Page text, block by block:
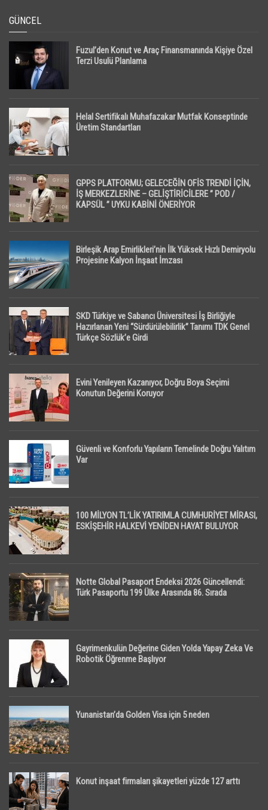
GÜNCEL
Fuzul’den Konut ve Araç Finansmanında Kişiye Özel
Terzi Usulü Planlama
Helal Sertifikalı Muhafazakar Mutfak Konseptinde
Üretim Standartları
GPPS PLATFORMU; GELECEĞİN OFİS TRENDİ İÇİN,
İŞ MERKEZLERİNE – GELİŞTİRİCİLERE ” POD /
KAPSÜL ” UYKU KABİNİ ÖNERİYOR
Birleşik Arap Emirlikleri’nin İlk Yüksek Hızlı Demiryolu
Projesine Kalyon İnşaat İmzası
SKD Türkiye ve Sabancı Üniversitesi İş Birliğiyle
Hazırlanan Yeni “Sürdürülebilirlik” Tanımı TDK Genel
Türkçe Sözlük’e Girdi
Evini Yenileyen Kazanıyor, Doğru Boya Seçimi
Konutun Değerini Koruyor
Güvenli ve Konforlu Yapıların Temelinde Doğru Yalıtım
Var
100 MİLYON TL’LİK YATIRIMLA CUMHURİYET MİRASI,
ESKİŞEHİR HALKEVİ YENİDEN HAYAT BULUYOR
Notte Global Pasaport Endeksi 2026 Güncellendi:
Türk Pasaportu 199 Ülke Arasında 86. Sırada
Gayrimenkulün Değerine Giden Yolda Yapay Zeka Ve
Robotik Öğrenme Başlıyor
Yunanistan’da Golden Visa için 5 neden
Konut inşaat firmaları şikayetleri yüzde 127 arttı